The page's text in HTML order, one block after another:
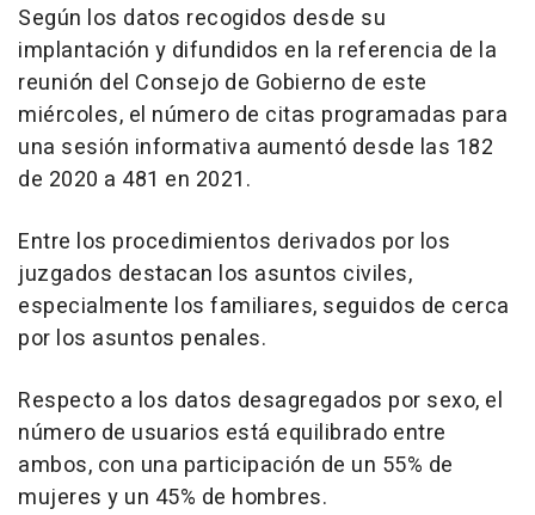
Según los datos recogidos desde su
implantación y difundidos en la referencia de la
reunión del Consejo de Gobierno de este
miércoles, el número de citas programadas para
una sesión informativa aumentó desde las 182
de 2020 a 481 en 2021.
Entre los procedimientos derivados por los
juzgados destacan los asuntos civiles,
especialmente los familiares, seguidos de cerca
por los asuntos penales.
Respecto a los datos desagregados por sexo, el
número de usuarios está equilibrado entre
ambos, con una participación de un 55% de
mujeres y un 45% de hombres.